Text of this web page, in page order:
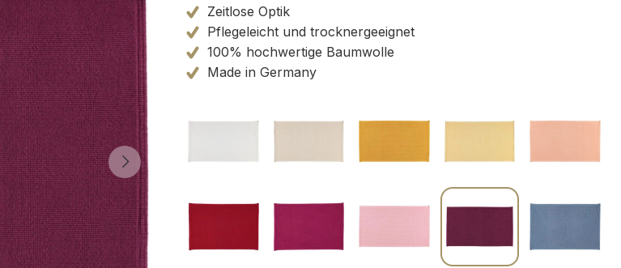
Zeitlose Optik
Pflegeleicht und trocknergeeignet
100% hochwertige Baumwolle
Made in Germany